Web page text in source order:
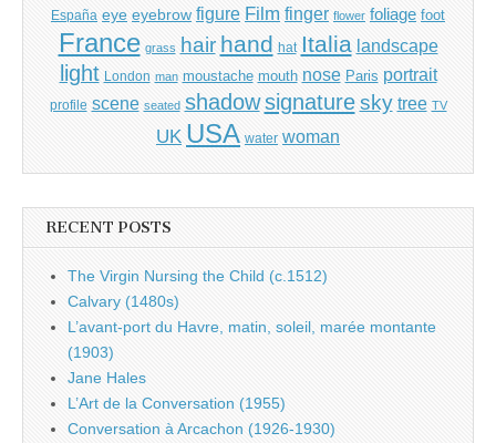
España eye eyebrow figure Film finger flower foliage foot
France grass hair hand hat Italia landscape
light London man moustache mouth nose Paris portrait
profile scene seated shadow signature sky tree TV
UK USA water woman
RECENT POSTS
The Virgin Nursing the Child (c.1512)
Calvary (1480s)
L’avant-port du Havre, matin, soleil, marée montante
(1903)
Jane Hales
L’Art de la Conversation (1955)
Conversation à Arcachon (1926-1930)